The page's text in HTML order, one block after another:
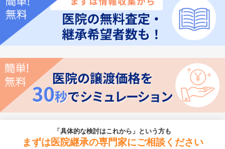
「具体的な検討はこれから」という方も
まずは医院継承の専門家にご相談ください